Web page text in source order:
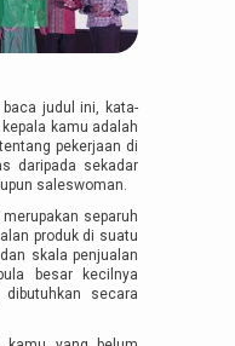
judul ini, kata-
kamu adalah
pekerjaan di
daripada sekadar
saleswoman.
separuh
produk di suatu
skala penjualan
besar kecilnya
secara